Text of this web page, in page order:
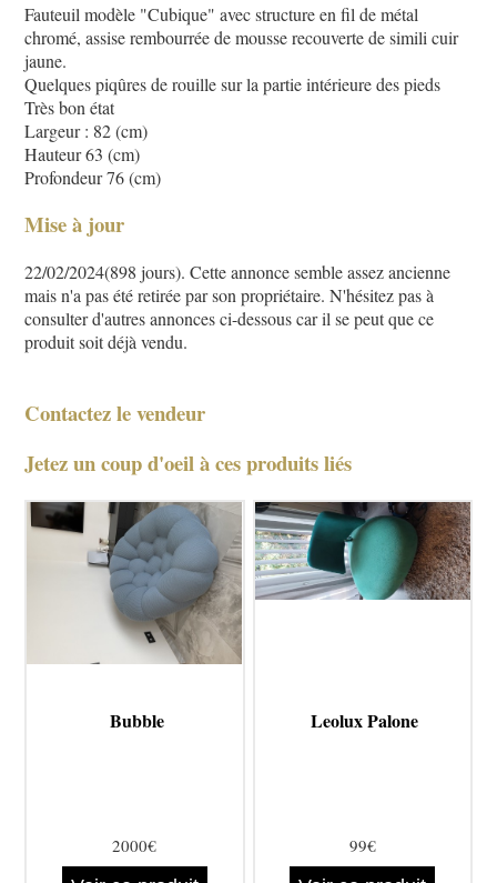
Fauteuil modèle "Cubique" avec structure en fil de métal
chromé, assise rembourrée de mousse recouverte de simili cuir
jaune.
Quelques piqûres de rouille sur la partie intérieure des pieds
Très bon état
Largeur : 82 (cm)
Hauteur 63 (cm)
Profondeur 76 (cm)
Mise à jour
22/02/2024(898 jours). Cette annonce semble assez ancienne
mais n'a pas été retirée par son propriétaire. N'hésitez pas à
consulter d'autres annonces ci-dessous car il se peut que ce
produit soit déjà vendu.
Contactez le vendeur
Jetez un coup d'oeil à ces produits liés
Bubble
2000€
Leolux Palone
99€